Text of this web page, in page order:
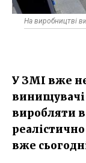
На виробництві
У ЗМІ вже
винищувачі
виробляти в
вже